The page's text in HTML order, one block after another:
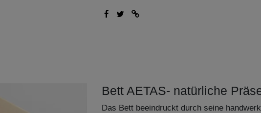
Bett AETAS- natürliche
Das Bett beeindruckt durch seine